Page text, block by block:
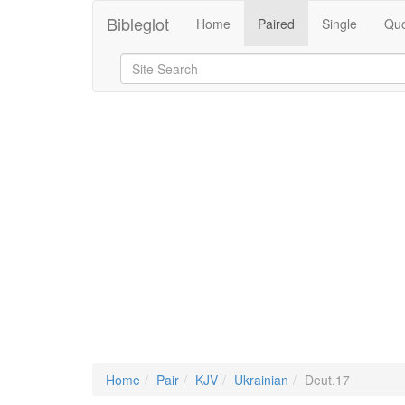
Bibleglot Home Paired Single
Home Pair KJV Ukrainian Deut.17